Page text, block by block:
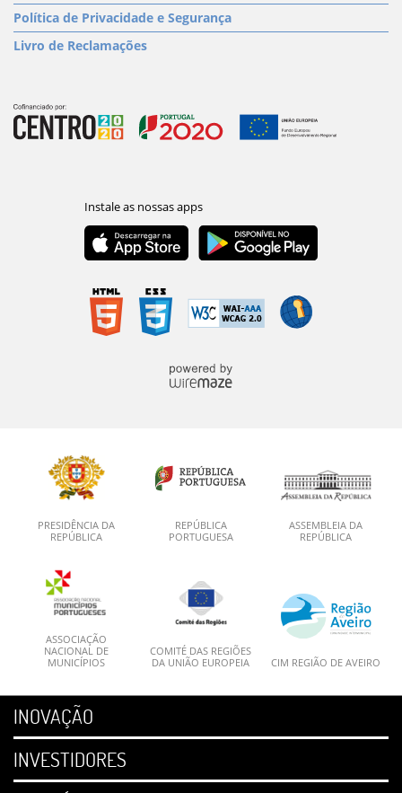
Política de Privacidade e Segurança
Livro de Reclamações
PRESIDÊNCIA DA
REPÚBLICA
REPÚBLICA
PORTUGUESA
ASSEMBLEIA DA
REPÚBLICA
ASSOCIAÇÃO
NACIONAL DE
MUNICÍPIOS
COMITÉ DAS REGIÕES
DA UNIÃO EUROPEIA
CIM REGIÃO DE AVEIRO
INOVAÇÃO
INVESTIDORES